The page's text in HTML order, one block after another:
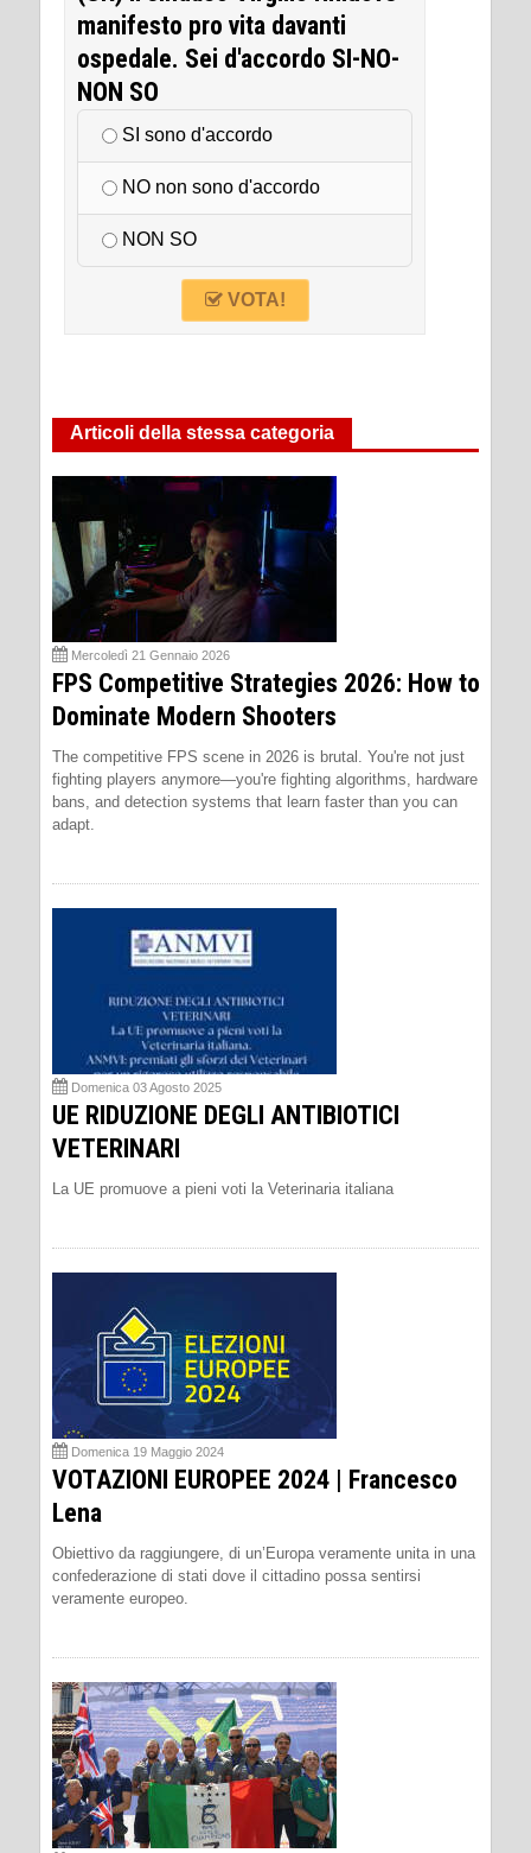
manifesto pro vita davanti
ospedale. Sei d'accordo SI-NO-
NON SO
SI sono d'accordo
NO non sono d'accordo
NON SO
VOTA!
Articoli della stessa categoria
Mercoledì 21 Gennaio 2026
FPS Competitive Strategies 2026: How to
Dominate Modern Shooters
The competitive FPS scene in 2026 is brutal. You're not just
fighting players anymore—you're fighting algorithms, hardware
bans, and detection systems that learn faster than you can
adapt.
Domenica 03 Agosto 2025
UE RIDUZIONE DEGLI ANTIBIOTICI
VETERINARI
La UE promuove a pieni voti la Veterinaria italiana
Domenica 19 Maggio 2024
VOTAZIONI EUROPEE 2024 | Francesco
Lena
Obiettivo da raggiungere, di un’Europa veramente unita in una
confederazione di stati dove il cittadino possa sentirsi
veramente europeo.